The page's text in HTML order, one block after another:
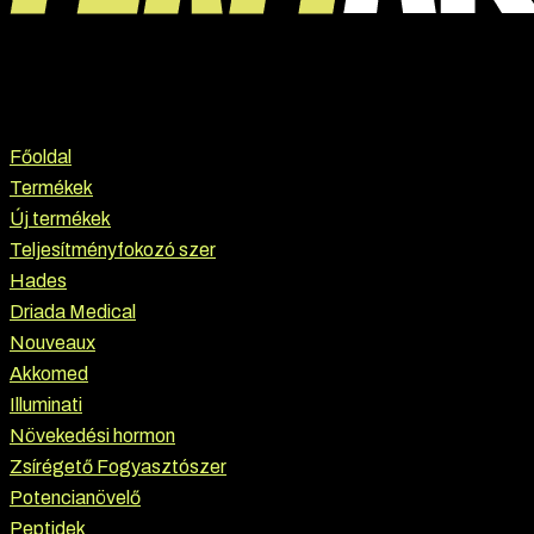
Főoldal
Termékek
Új termékek
Teljesítményfokozó szer
Hades
Driada Medical
Nouveaux
Akkomed
Illuminati
Növekedési hormon
Zsírégető Fogyasztószer
Potencianövelő
Peptidek